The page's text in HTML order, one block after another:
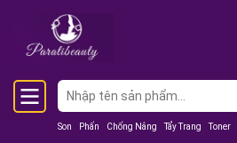
Son Phấn Chống Nắng Tẩy Trang Toner